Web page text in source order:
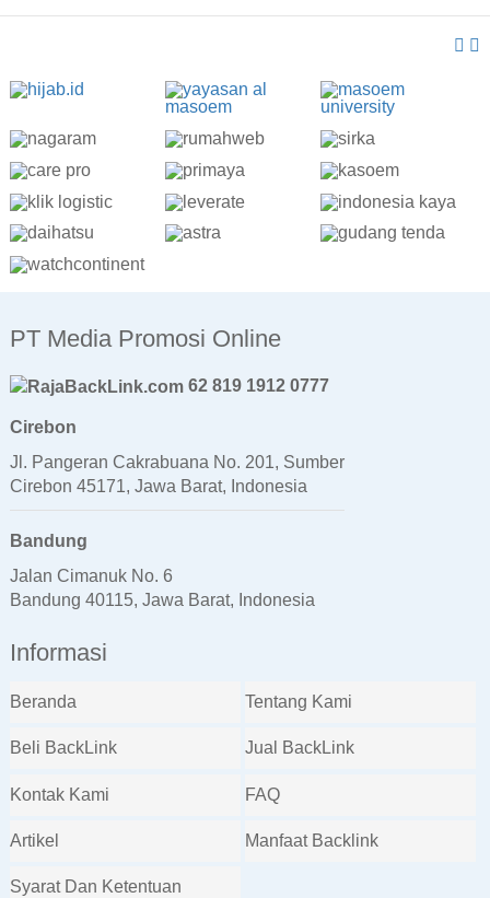
PT Media Promosi Online
62 819 1912 0777
Cirebon
Jl. Pangeran Cakrabuana No. 201, Sumber
Cirebon 45171, Jawa Barat, Indonesia
Bandung
Jalan Cimanuk No. 6
Bandung 40115, Jawa Barat, Indonesia
Informasi
Beranda Tentang Kami
Beli BackLink Jual BackLink
Kontak Kami FAQ
Artikel Manfaat Backlink
Syarat Dan Ketentuan